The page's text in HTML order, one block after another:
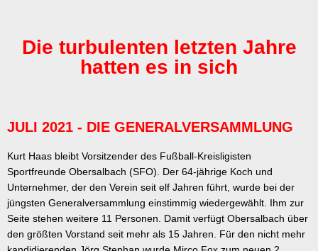
A
Die turbulenten letzten Jahre
hatten es in sich
JULI 2021 - DIE GENERALVERSAMMLUNG
Kurt Haas bleibt Vorsitzender des Fußball-Kreisligisten
Sportfreunde Obersalbach (SFO). Der 64-jährige Koch und
Unternehmer, der den Verein seit elf Jahren führt, wurde bei der
jüngsten Generalversammlung einstimmig wiedergewählt. Ihm zur
Seite stehen weitere 11 Personen. Damit verfügt Obersalbach über
den größten Vorstand seit mehr als 15 Jahren. Für den nicht mehr